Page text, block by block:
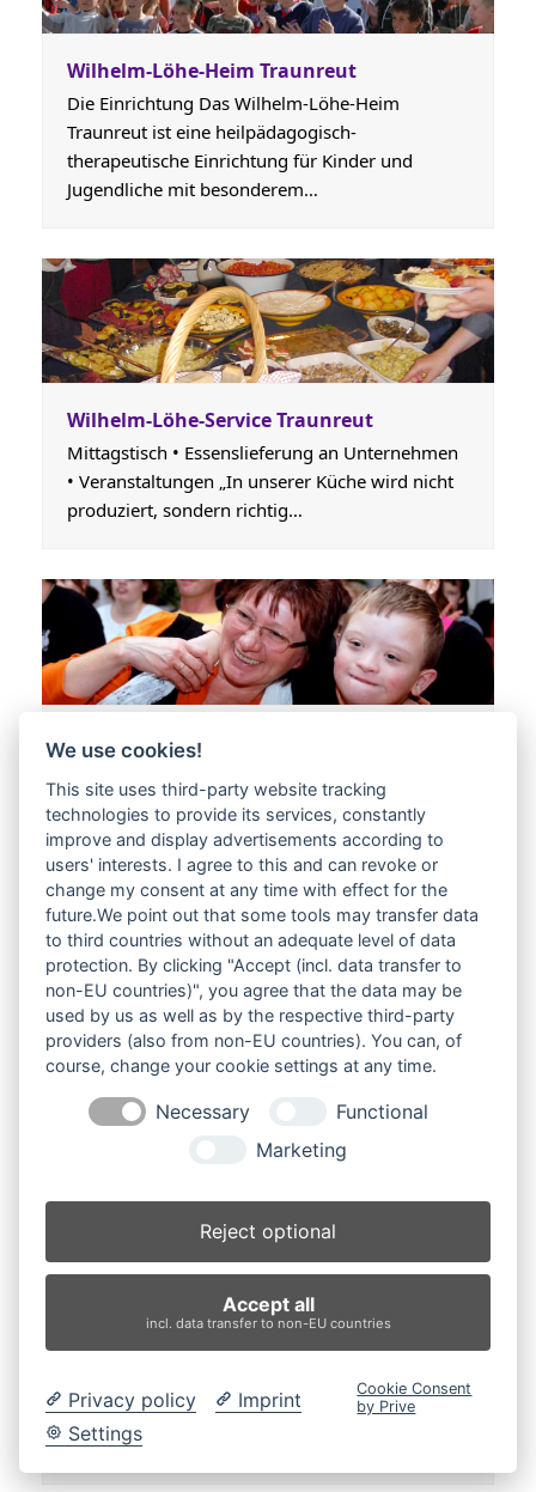
Wilhelm-Löhe-Heim Traunreut
Die Einrichtung Das Wilhelm-Löhe-Heim
Traunreut ist eine heilpädagogisch-
therapeutische Einrichtung für Kinder und
Jugendliche mit besonderem…
Wilhelm-Löhe-Service Traunreut
Mittagstisch • Essenslieferung an Unternehmen
• Veranstaltungen „In unserer Küche wird nicht
produziert, sondern richtig…
Wilhelm-Löhe-Tagesstätte Traunreut
teilstationäre Einrichtung der Behinderten- und
Jugendhilfe - ist ein Nachmittagsangebot…
Wohnen für Mutter und Kind Traunstein
„Haus am Triftweg“ Ein Angebot für Schwangere
und Mütter ab 14 Jahren, wenn sie
Wohnen für Alle - Integration braucht ein
Zuhause.
We use cookies!
This site uses third-party website tracking
technologies to provide its services, constantly
improve and display advertisements according to
users' interests. I agree to this and can revoke or
change my consent at any time with effect for the
future.We point out that some tools may transfer data
to third countries without an adequate level of data
protection. By clicking "Accept (incl. data transfer to
non-EU countries)", you agree that the data may be
used by us as well as by the respective third-party
providers (also from non-EU countries). You can, of
course, change your cookie settings at any time.
Necessary
Functional
Marketing
Reject optional
Accept all
incl. data transfer to non-EU countries
Privacy policy
Imprint
Settings
Cookie Consent
by Prive